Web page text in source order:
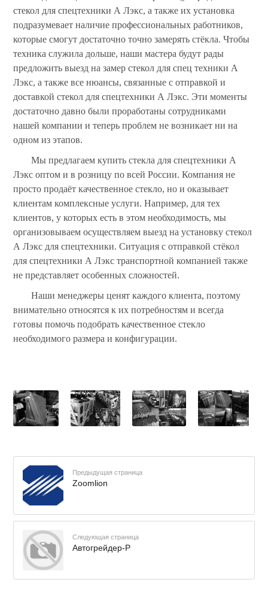
стекол для спецтехники А Лэкс, а также их установка
подразумевает наличие профессиональных работников,
которые смогут достаточно точно замерять стёкла. Чтобы
техника служила дольше, наши мастера будут рады
предложить выезд на замер стекол для спец техники А
Лэкс, а также все нюансы, связанные с отправкой и
доставкой стекол для спецтехники А Лэкс. Эти моменты
достаточно давно были проработаны сотрудниками
нашей компании и теперь проблем не возникает ни на
одном из этапов.
Мы предлагаем купить стекла для спецтехники А
Лэкс оптом и в розницу по всей России. Компания не
просто продаёт качественное стекло, но и оказывает
клиентам комплексные услуги. Например, для тех
клиентов, у которых есть в этом необходимость, мы
организовываем осуществляем выезд на установку стекол
А Лэкс для спецтехники. Ситуация с отправкой стёкол
для спецтехники А Лэкс транспортной компанией также
не представляет особенных сложностей.
Наши менеджеры ценят каждого клиента, поэтому
внимательно относятся к их потребностям и всегда
готовы помочь подобрать качественное стекло
необходимого размера и конфигурации.
Предыдущая страница
Zoomlion
Следующая страница
Автогрейдер-Р